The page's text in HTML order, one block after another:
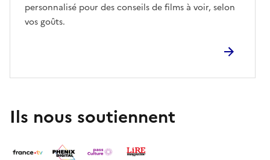
personnalisé pour des conseils de films à voir, selon
vos goûts.
Ils nous soutiennent